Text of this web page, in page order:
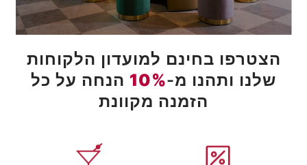
הצטרפו בחינם למועדון הלקוחות
שלנו ותהנו מ-10% הנחה על כל
הזמנה מקוונת